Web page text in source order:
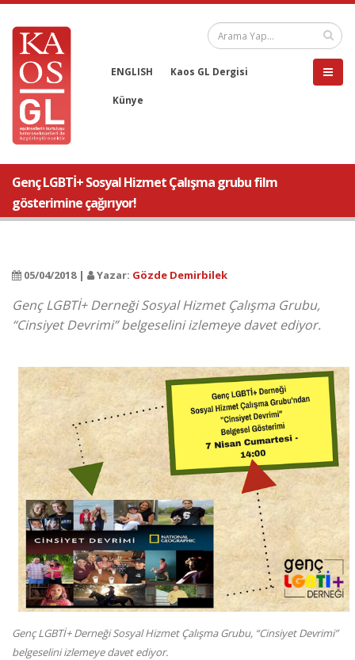
ENGLISH Kaos GL Dergisi
Künye
Genç LGBTİ+ Sosyal Hizmet Çalışma grubu film
gösterimine çağırıyor!
05/04/2018 | Yazar: Gözde Demirbilek
Genç LGBTİ+ Derneği Sosyal Hizmet Çalışma Grubu,
“Cinsiyet Devrimi” belgeselini izlemeye davet ediyor.
Genç LGBTİ+ Derneği Sosyal Hizmet Çalışma Grubu, “Cinsiyet Devrimi”
belgeselini izlemeye davet ediyor.